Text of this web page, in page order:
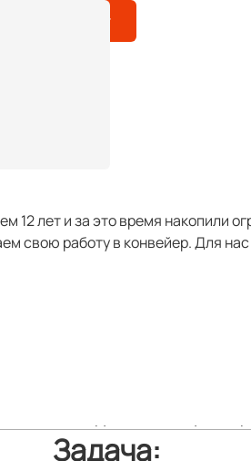
Обсудить проект
12 лет и за это время накопили
свою работу в конвейер. Для
который
Задача: